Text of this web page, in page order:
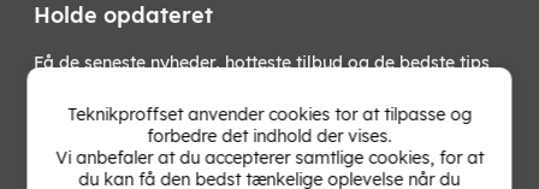
Holde opdateret
Få de seneste nyheder, hotteste tilbud og de bedste tips
nyhedsbrev!
OK
Teknikproffset anvender cookies tor at tilpasse og
forbedre det indhold der vises.
Vi anbefaler at du accepterer samtlige cookies, for at
du kan få den bedst tænkelige oplevelse når du